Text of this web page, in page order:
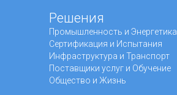
Решения
Промышленность и Энергетика
Сертификация и Испытания
Инфраструктура и Транспорт
Поставщики услуг и Обучение
Общество и Жизнь